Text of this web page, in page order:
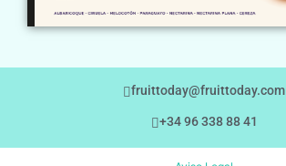
fruittoday@fruittoday.com
+34 96 338 88 41